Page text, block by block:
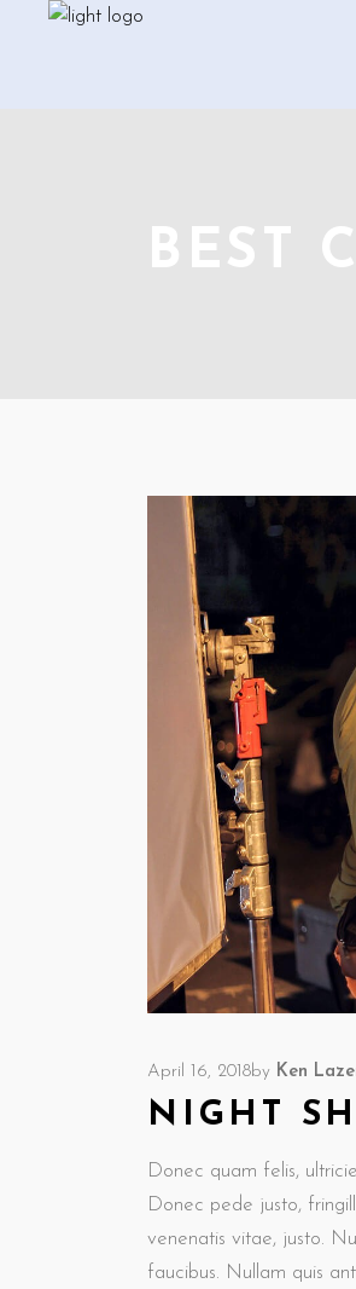
BEST
April 16, 2018by Ken
NIGHT
Donec quam felis,
Donec pede justo,
venenatis vitae, justo.
faucibus. Nullam quis